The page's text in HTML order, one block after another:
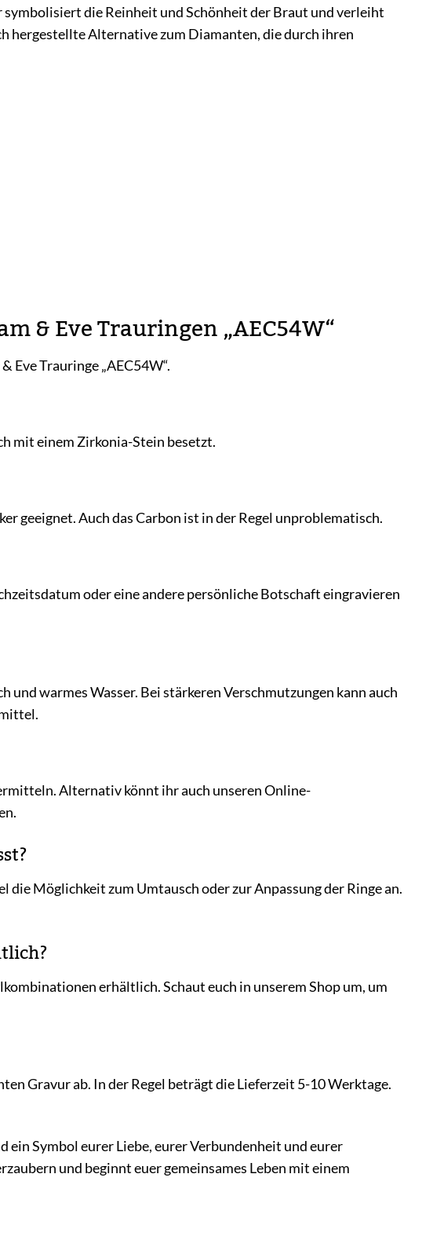
die Reinheit und Schönheit der Braut und verleiht
hergestellte Alternative zum Diamanten, die durch ihren
& Eve Trauringen „AEC54W“
Eve Trauringe „AEC54W“.
mit einem Zirkonia-Stein besetzt.
geeignet. Auch das Carbon ist in der Regel unproblematisch.
oder eine andere persönliche Botschaft eingravieren
und warmes Wasser. Bei stärkeren Verschmutzungen kann auch
Alternativ könnt ihr auch unseren Online-
Möglichkeit zum Umtausch oder zur Anpassung der Ringe an.
erhältlich. Schaut euch in unserem Shop um, um
Gravur ab. In der Regel beträgt die Lieferzeit 5-10 Werktage.
ein Symbol eurer Liebe, eurer Verbundenheit und eurer
und beginnt euer gemeinsames Leben mit einem